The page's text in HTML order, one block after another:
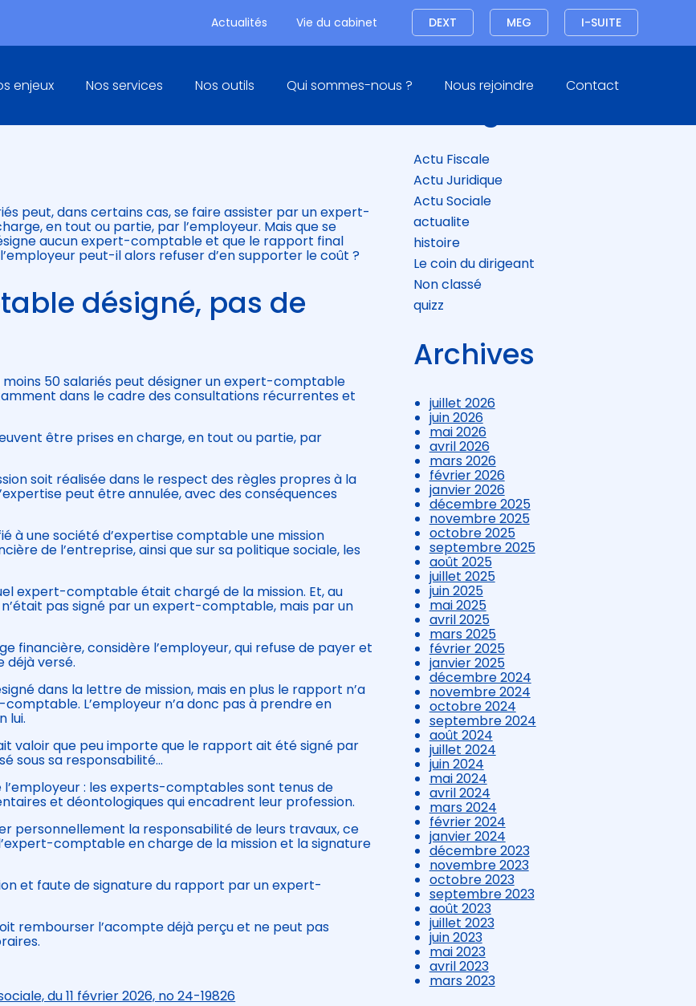
Actualités Vie du cabinet Connexion I-SUITE
MEG
DEXT
enjeux Nos services Nos outils Qui sommes-nous ? Nous rejoindre Contact
LE RAPPORT N’EST PAS
peut, dans certains cas, se faire assister par un expert-
en tout ou partie, par l’employeur. Mais que se
aucun expert-comptable et que le rapport final
peut-il alors refuser d’en supporter le coût ?
désigné, pas de
moins 50 salariés peut désigner un expert-comptable
dans le cadre des consultations récurrentes et
être prises en charge, en tout ou partie, par
soit réalisée dans le respect des règles propres à la
peut être annulée, avec des conséquences
à une société d’expertise comptable une mission
de l’entreprise, ainsi que sur sa politique sociale, les
expert-comptable était chargé de la mission. Et, au
pas signé par un expert-comptable, mais par un
financière, considère l’employeur, qui refuse de payer et
déjà versé.
dans la lettre de mission, mais en plus le rapport n’a
L’employeur n’a donc pas à prendre en
lui.
valoir que peu importe que le rapport ait été signé par
sous sa responsabilité…
l’employeur : les experts-comptables sont tenus de
et déontologiques qui encadrent leur profession.
personnellement la responsabilité de leurs travaux, ce
comptable en charge de la mission et la signature
et faute de signature du rapport par un expert-
rembourser l’acompte déjà perçu et ne peut pas
du 11 février 2026, no 24-19826
Blog
Actu Fiscale
Actu Juridique
Actu Sociale
actualite
histoire
Le coin du dirigeant
Non classé
quizz
Archives
juillet 2026
juin 2026
mai 2026
avril 2026
mars 2026
février 2026
janvier 2026
décembre 2025
novembre 2025
octobre 2025
septembre 2025
août 2025
juillet 2025
juin 2025
mai 2025
avril 2025
mars 2025
février 2025
janvier 2025
décembre 2024
novembre 2024
octobre 2024
septembre 2024
août 2024
juillet 2024
juin 2024
mai 2024
avril 2024
mars 2024
février 2024
janvier 2024
décembre 2023
novembre 2023
octobre 2023
septembre 2023
août 2023
juillet 2023
juin 2023
mai 2023
avril 2023
mars 2023